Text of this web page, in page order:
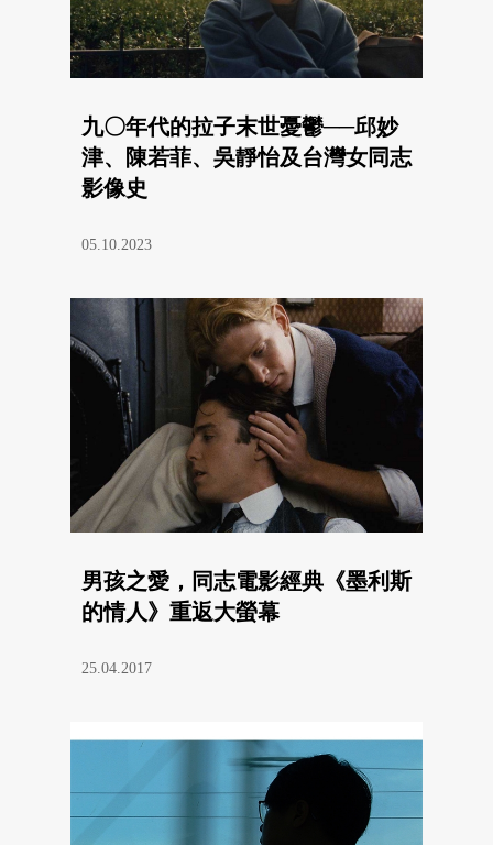
九〇年代的拉子末世憂鬱──邱妙
津、陳若菲、吳靜怡及台灣女同志
影像史
05.10.2023
男孩之愛，同志電影經典《墨利斯
的情人》重返大螢幕
25.04.2017